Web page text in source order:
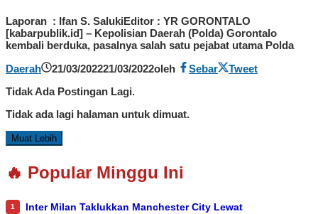
Laporan : Ifan S. SalukiEditor : YR GORONTALO
[kabarpublik.id] – Kepolisian Daerah (Polda) Gorontalo
kembali berduka, pasalnya salah satu pejabat utama Polda
Daerah
21/03/202221/03/2022oleh Sebar
Tweet
Tidak Ada Postingan Lagi.
Tidak ada lagi halaman untuk dimuat.
Muat Lebih
🔥 Popular Minggu Ini
1
Inter Milan Taklukkan Manchester City Lewat